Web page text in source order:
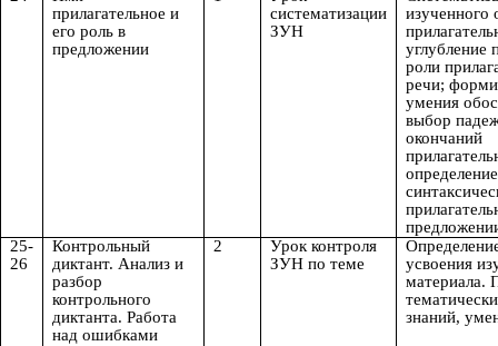
прилагательное и
его роль в
предложении
систематизации
ЗУН
изученного
углубление
роли
речи;
умения
выбор
окончаний
определение
25-
26
Контрольный
диктант. Анализ и
разбор
контрольного
диктанта. Работа
над ошибками
2
Урок контроля
ЗУН по теме
усвоения
материала.
знаний,